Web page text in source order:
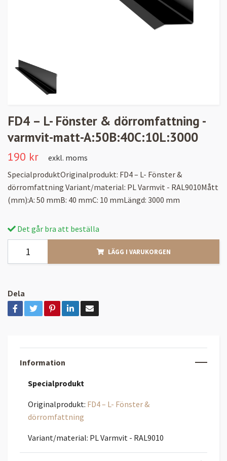
FD4 – L- Fönster & dörromfattning -
varmvit-matt-A:50B:40C:10L:3000
190 kr
exkl. moms
SpecialproduktOriginalprodukt: FD4 – L- Fönster &
dörromfattning Variant/material: PL Varmvit - RAL9010Mått
(mm):A: 50 mmB: 40 mmC: 10 mmLängd: 3000 mm
Det går bra att beställa
LÄGG I VARUKORGEN
Dela
Information
Specialprodukt
Originalprodukt: FD4 – L- Fönster &
dörromfattning
Variant/material: PL Varmvit - RAL9010